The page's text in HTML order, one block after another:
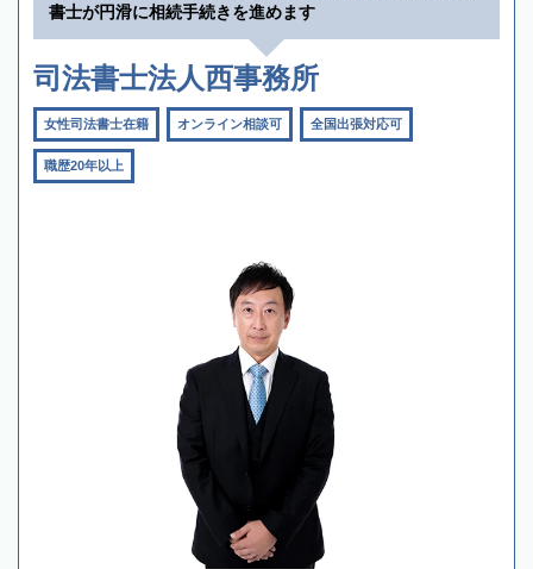
書士が円滑に相続手続きを進めます
司法書士法人西事務所
女性司法書士在籍 オンライン相談可 全国出張対応可
職歴20年以上